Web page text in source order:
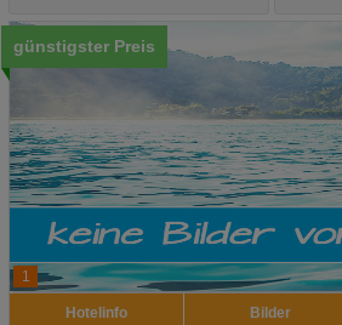
1
günstigster Preis
Hotelinfo Bilder